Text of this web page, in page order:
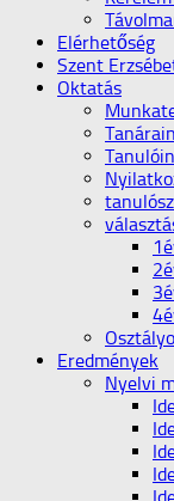
Elérhetőség
Szent
Oktatás
Eredmények
Nyelvi